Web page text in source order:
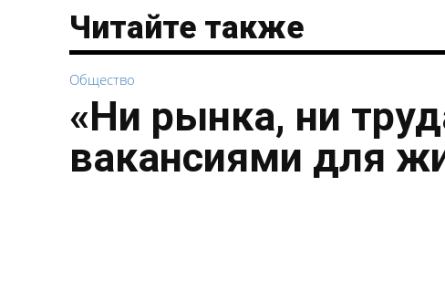
Читайте также
Общество
«Ни рынка, ни
вакансиями для